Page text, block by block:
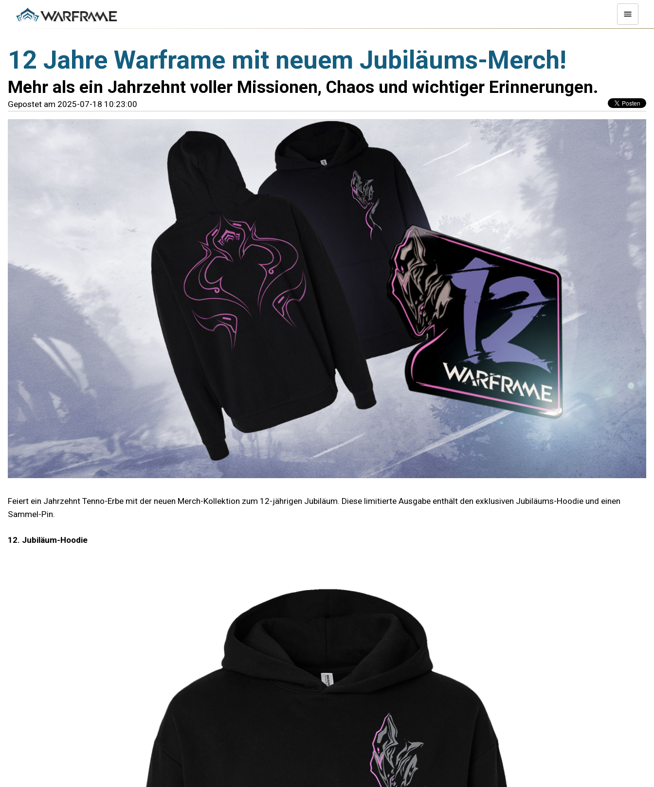
12 Jahre Warframe mit neuem Jubiläums-Merch!
Mehr als ein Jahrzehnt voller Missionen, Chaos und wichtiger Erinnerungen.
Gepostet am 2025-07-18 10:23:00
Feiert ein Jahrzehnt Tenno-Erbe mit der neuen Merch-Kollektion zum 12-jährigen Jubiläum. Diese limitierte Ausgabe enthält den exklusiven Jubiläums-Hoodie und einen
Sammel-Pin.
12. Jubiläum-Hoodie